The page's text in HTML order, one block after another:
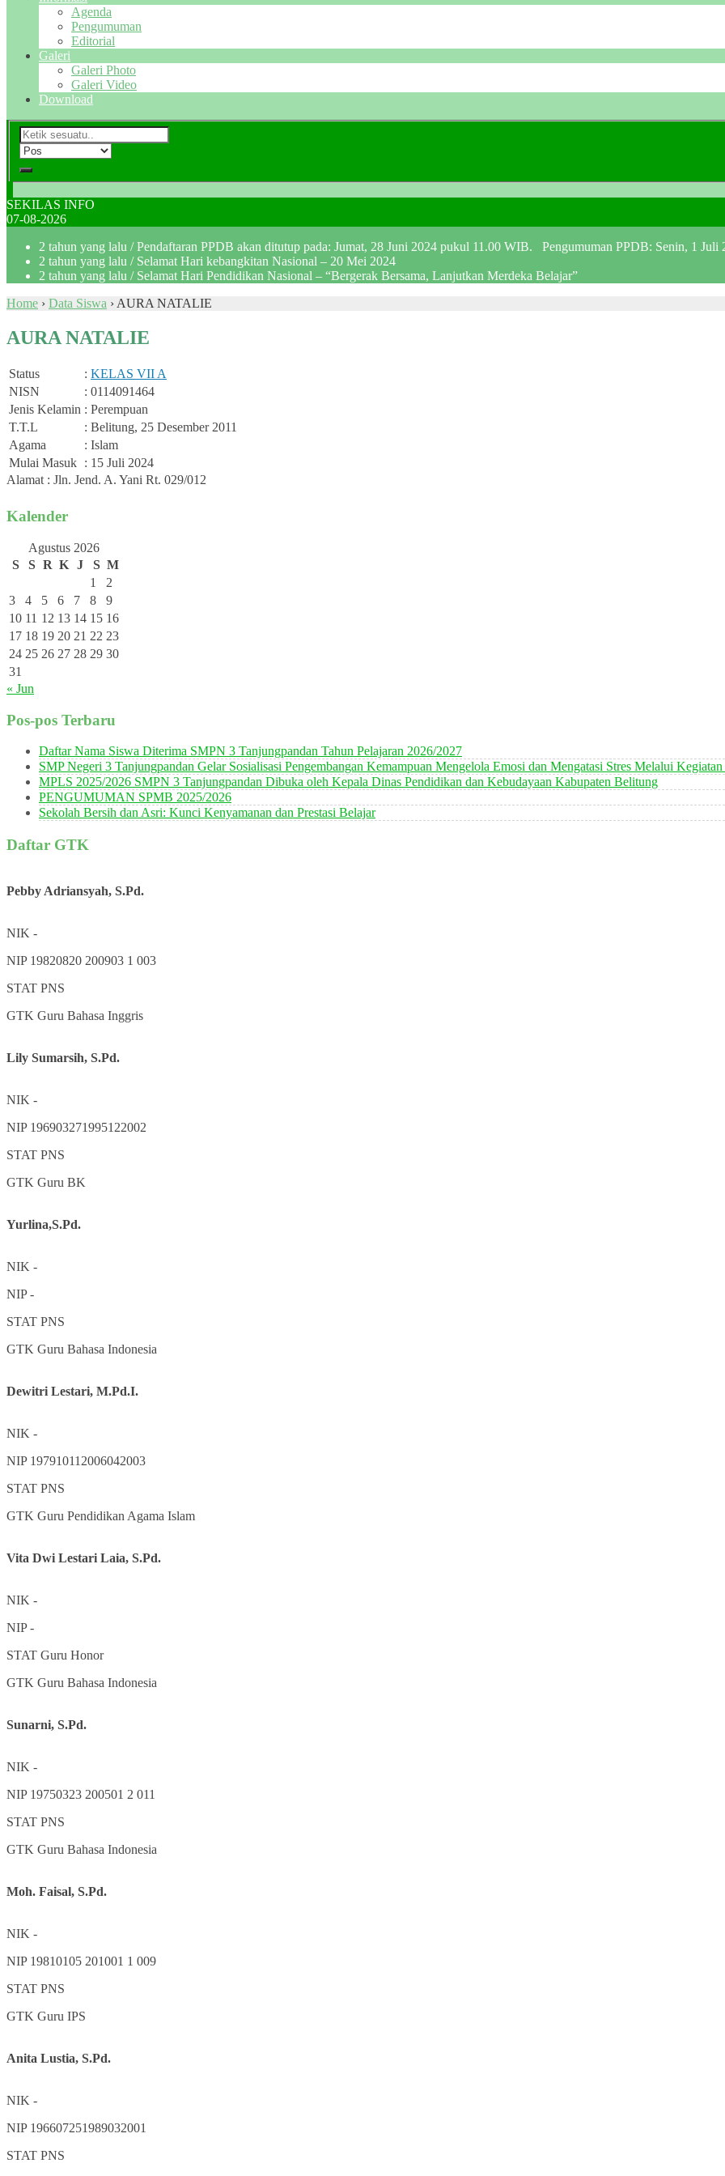
Agenda
Pengumuman
Editorial
Galeri
Galeri Photo
Galeri Video
Download
SEKILAS INFO
07-08-2026
2 tahun yang lalu / Pendaftaran PPDB akan ditutup pada: Jumat, 28 Juni 2024 pukul 11.00 WIB. Pengumuman PPDB: Senin, 1 Juli
2 tahun yang lalu / Selamat Hari kebangkitan Nasional – 20 Mei 2024
2 tahun yang lalu / Selamat Hari Pendidikan Nasional – “Bergerak Bersama, Lanjutkan Merdeka Belajar”
Home › Data Siswa › AURA NATALIE
AURA NATALIE
Status : KELAS VII A
NISN
: 0114091464
Jenis Kelamin : Perempuan
T.T.L
: Belitung, 25 Desember 2011
Agama
: Islam
Mulai Masuk : 15 Juli 2024
Alamat : Jln. Jend. A. Yani Rt. 029/012
Kalender
Agustus 2026
S
S R K J S M
1
2
3
4 5 6 7 8
9
10 11 12 13 14 15 16
17 18 19 20 21 22 23
24 25 26 27 28 29 30
31
« Jun
Pos-pos Terbaru
Daftar Nama Siswa Diterima SMPN 3 Tanjungpandan Tahun Pelajaran 2026/2027
SMP Negeri 3 Tanjungpandan Gelar Sosialisasi Pengembangan Kemampuan Mengelola Emosi dan Mengatasi Stres Melalui
MPLS 2025/2026 SMPN 3 Tanjungpandan Dibuka oleh Kepala Dinas Pendidikan dan Kebudayaan Kabupaten Belitung
PENGUMUMAN SPMB 2025/2026
Sekolah Bersih dan Asri: Kunci Kenyamanan dan Prestasi Belajar
Daftar GTK
Pebby Adriansyah, S.Pd.
NIK -
NIP 19820820 200903 1 003
STAT PNS
GTK Guru Bahasa Inggris
Lily Sumarsih, S.Pd.
NIK -
NIP 196903271995122002
STAT PNS
GTK Guru BK
Yurlina,S.Pd.
NIK -
NIP-
STAT PNS
GTK Guru Bahasa Indonesia
Dewitri Lestari, M.Pd.I.
NIK -
NIP 197910112006042003
STAT PNS
GTK Guru Pendidikan Agama Islam
Vita Dwi Lestari Laia, S.Pd.
NIK -
NIP-
STAT Guru Honor
GTK Guru Bahasa Indonesia
Sunarni, S.Pd.
NIK -
NIP 19750323 200501 2 011
STAT PNS
GTK Guru Bahasa Indonesia
Moh. Faisal, S.Pd.
NIK -
NIP 19810105 201001 1 009
STAT PNS
GTK Guru IPS
Anita Lustia, S.Pd.
NIK -
NIP 196607251989032001
STAT PNS